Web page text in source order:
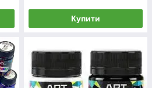
Купити